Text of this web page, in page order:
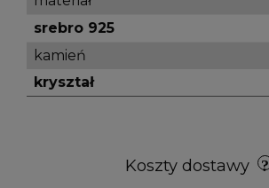
srebro 925
kamień
kryształ
Koszty dostawy